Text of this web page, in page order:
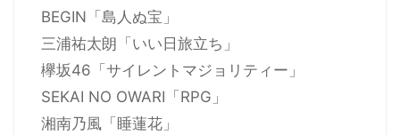
BEGIN「島人ぬ宝」
三浦祐太朗「いい日旅立ち」
欅坂46「サイレントマジョリティー」
SEKAI NO OWARI「RPG」
湘南乃風「睡蓮花」